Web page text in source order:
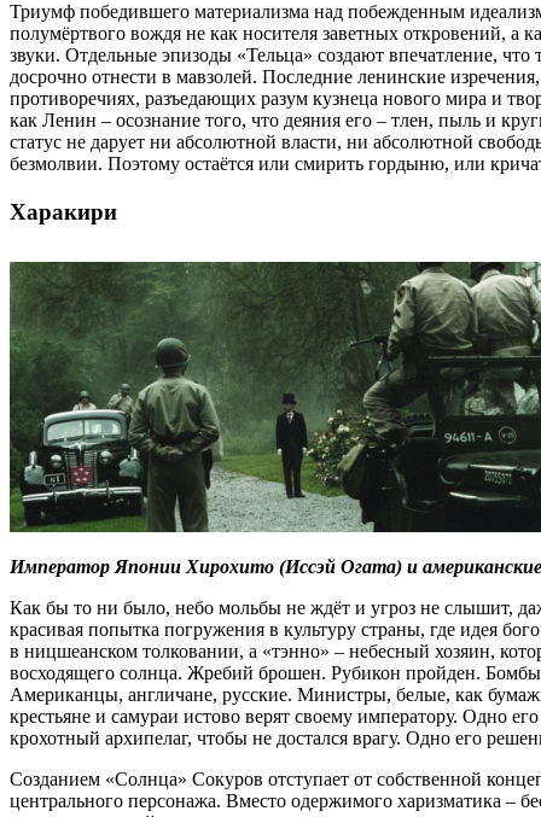
Триумф победившего материализма над побежденным
полумёртвого вождя не как носителя заветных откровений,
звуки. Отдельные эпизоды «Тельца» создают впечатление,
досрочно отнести в мавзолей. Последние ленинские
противоречиях, разъедающих разум кузнеца нового мира и
как Ленин – осознание того, что деяния его – тлен, пыль и
статус не дарует ни абсолютной власти, ни абсолютной
безмолвии. Поэтому остаётся или смирить гордыню, или
Харакири
Император Японии Хирохито (Иссэй Огата) и
Как бы то ни было, небо мольбы не ждёт и угроз не слышит,
красивая попытка погружения в культуру страны, где идея
в ницшеанском толковании, а «тэнно» – небесный хозяин,
восходящего солнца. Жребий брошен. Рубикон пройден.
Американцы, англичане, русские. Министры, белые, как
крестьяне и самураи истово верят своему императору. Одно
крохотный архипелаг, чтобы не достался врагу. Одно его
Созданием «Солнца» Сокуров отступает от собственной
центрального персонажа. Вместо одержимого харизматика –